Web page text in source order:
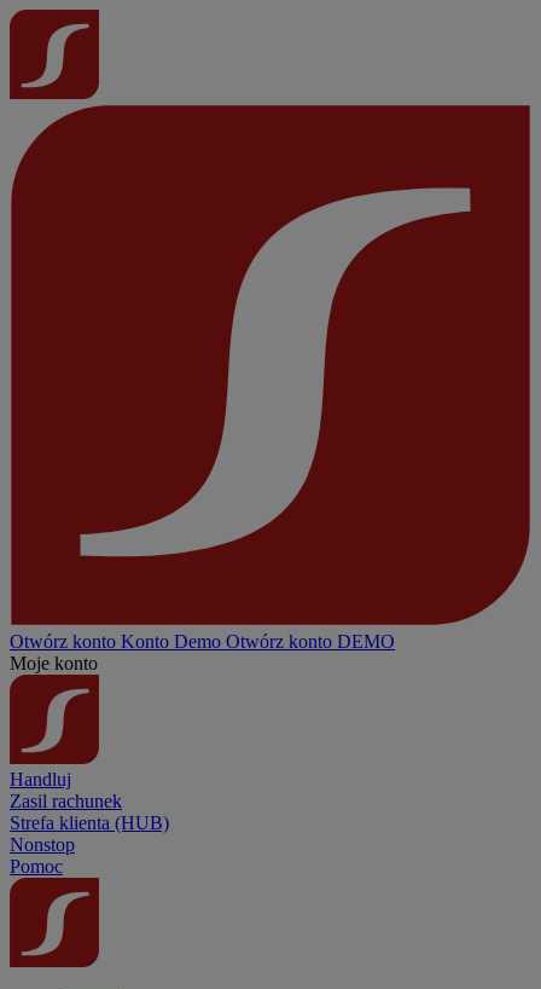
Otwórz konto Konto Demo Otwórz konto DEMO
Moje konto
Handluj
Zasil rachunek
Strefa klienta (HUB)
Nonstop
Pomoc